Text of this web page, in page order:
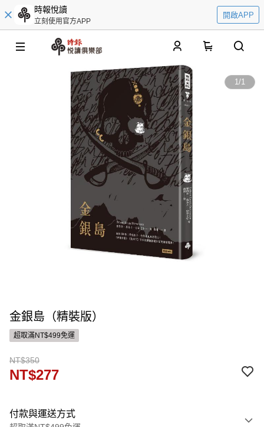
時報悅讀
立刻使用官方APP
開啟APP
1/1
金銀島（精裝版）
超取滿NT$499免運
NT$350
NT$277
付款與運送方式